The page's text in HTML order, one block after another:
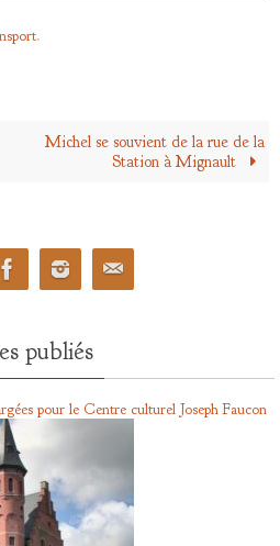
.
Michel se souvient de la rue de la
Station à Mignault
publiés
pour le Centre culturel Joseph Faucon